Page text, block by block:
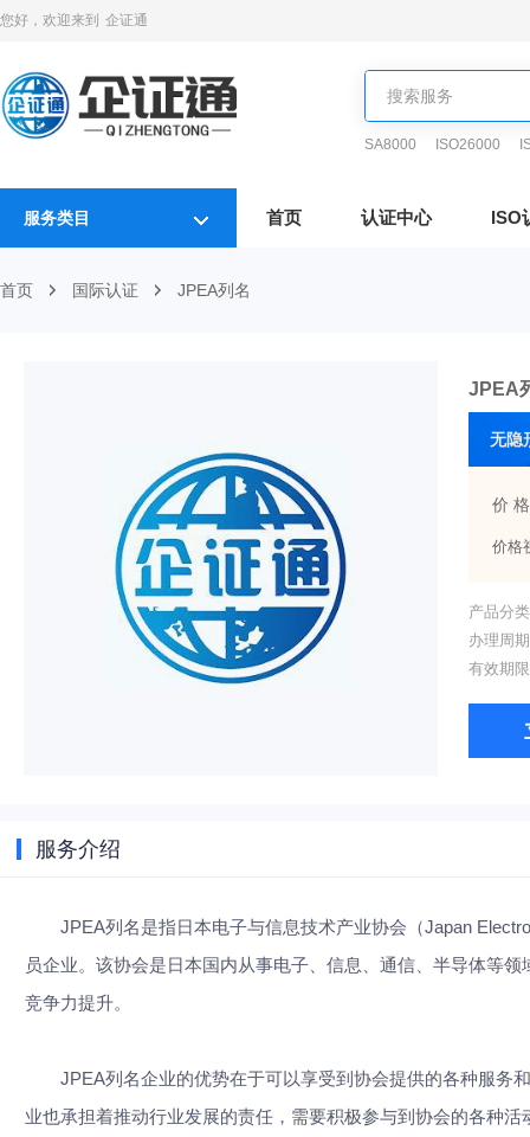
您好，欢迎来到 企证通
SA8000 ISO26000
服务类目 首页 认证中心 ISO
首页 国际认证 JPEA列名
JPEA
无隐
价
价格
产品分
办理周
有效期
服务介绍
JPEA列名是指日本电子与信息技术产业协会（Japan
员企业。该协会是日本国内从事电子、信息、通信、半导体等
竞争力提升。
JPEA列名企业的优势在于可以享受到协会提供的各种服务
业也承担着推动行业发展的责任，需要积极参与到协会的各种活